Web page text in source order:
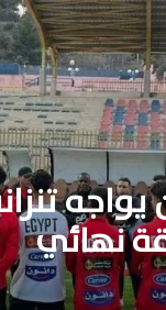
نهائي